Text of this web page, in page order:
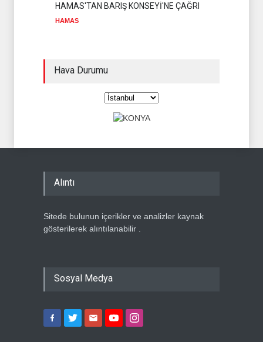
HAMAS'TAN BARIŞ KONSEYİ'NE ÇAĞRI
HAMAS
Hava Durumu
Alıntı
Sitede bulunun içerikler ve analizler kaynak
gösterilerek alıntılanabilir .
Sosyal Medya